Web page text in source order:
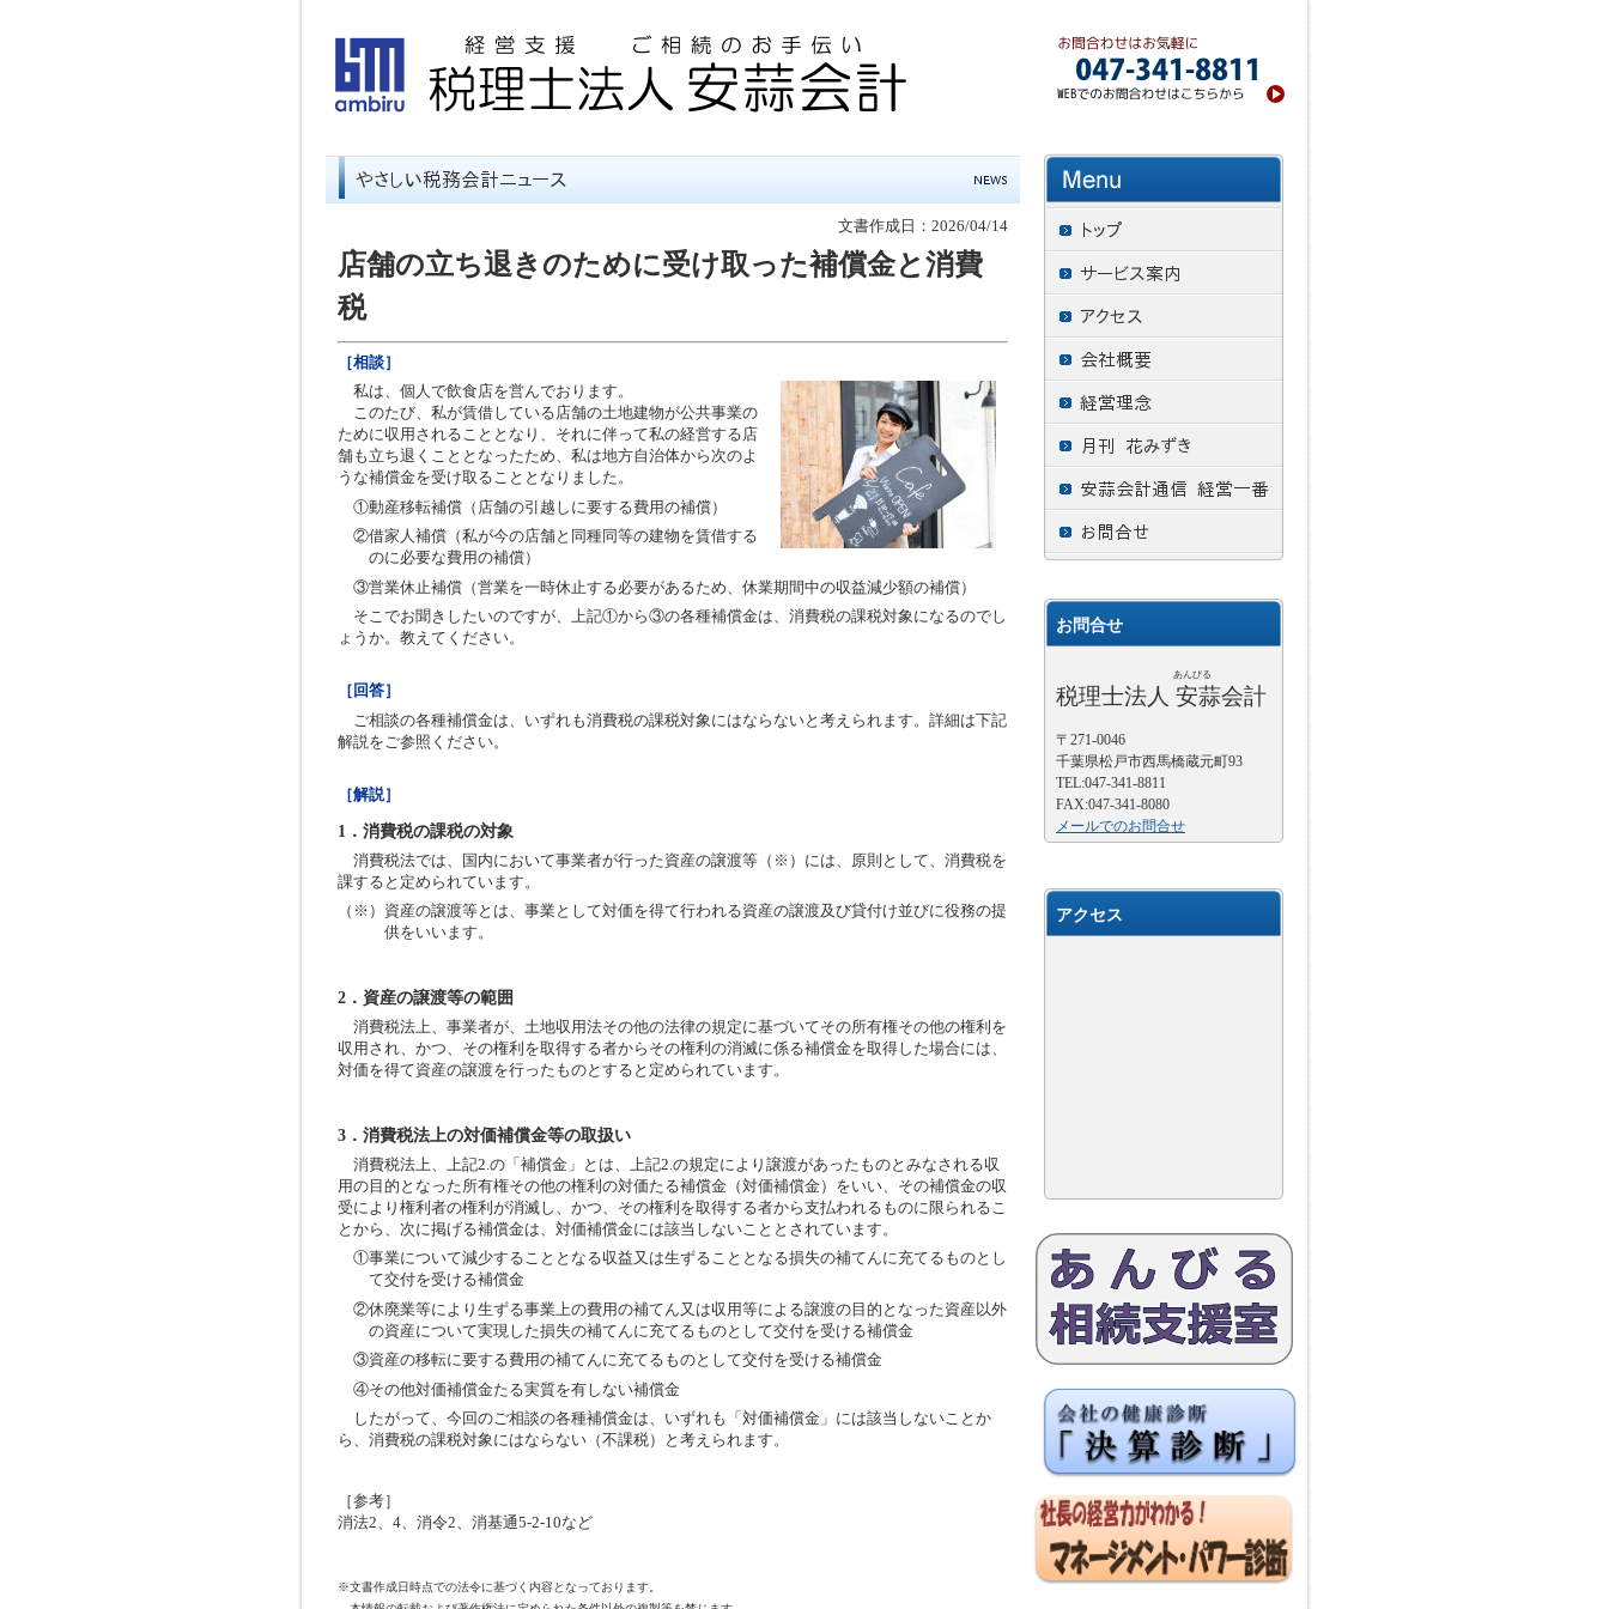
文書作成日：2026/04/14
店舗の立ち退きのために受け取った補償金と消費
税
［相談］
私は、個人で飲食店を営んでおります。
このたび、私が賃借している店舗の土地建物が公共事業の
ために収用されることとなり、それに伴って私の経営する店
舗も立ち退くこととなったため、私は地方自治体から次のよ
うな補償金を受け取ることとなりました。
①動産移転補償（店舗の引越しに要する費用の補償）
②借家人補償（私が今の店舗と同種同等の建物を賃借する
のに必要な費用の補償）
③営業休止補償（営業を一時休止する必要があるため、休業期間中の収益減少額の補償）
そこでお聞きしたいのですが、上記①から③の各種補償金は、消費税の課税対象になるのでし
ょうか。教えてください。
［回答］
ご相談の各種補償金は、いずれも消費税の課税対象にはならないと考えられます。詳細は下記
解説をご参照ください。
［解説］
1．消費税の課税の対象
消費税法では、国内において事業者が行った資産の譲渡等（※）には、原則として、消費税を
課すると定められています。
（※）資産の譲渡等とは、事業として対価を得て行われる資産の譲渡及び貸付け並びに役務の提
供をいいます。
2．資産の譲渡等の範囲
消費税法上、事業者が、土地収用法その他の法律の規定に基づいてその所有権その他の権利を
収用され、かつ、その権利を取得する者からその権利の消滅に係る補償金を取得した場合には、
対価を得て資産の譲渡を行ったものとすると定められています。
3．消費税法上の対価補償金等の取扱い
消費税法上、上記2.の「補償金」とは、上記2.の規定により譲渡があったものとみなされる収
用の目的となった所有権その他の権利の対価たる補償金（対価補償金）をいい、その補償金の収
受により権利者の権利が消滅し、かつ、その権利を取得する者から支払われるものに限られるこ
とから、次に掲げる補償金は、対価補償金には該当しないこととされています。
①事業について減少することとなる収益又は生ずることとなる損失の補てんに充てるものとし
て交付を受ける補償金
②休廃業等により生ずる事業上の費用の補てん又は収用等による譲渡の目的となった資産以外
の資産について実現した損失の補てんに充てるものとして交付を受ける補償金
③資産の移転に要する費用の補てんに充てるものとして交付を受ける補償金
④その他対価補償金たる実質を有しない補償金
したがって、今回のご相談の各種補償金は、いずれも「対価補償金」には該当しないことか
ら、消費税の課税対象にはならない（不課税）と考えられます。
［参考］
消法2、4、消令2、消基通5-2-10など
※文書作成日時点での法令に基づく内容となっております。
お問合せ
あんびる
税理士法人 安蒜会計
〒271-0046
千葉県松戸市西馬橋蔵元町93
TEL:047-341-8811
FAX:047-341-8080
メールでのお問合せ
アクセス